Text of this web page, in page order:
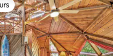
les plus appréciés